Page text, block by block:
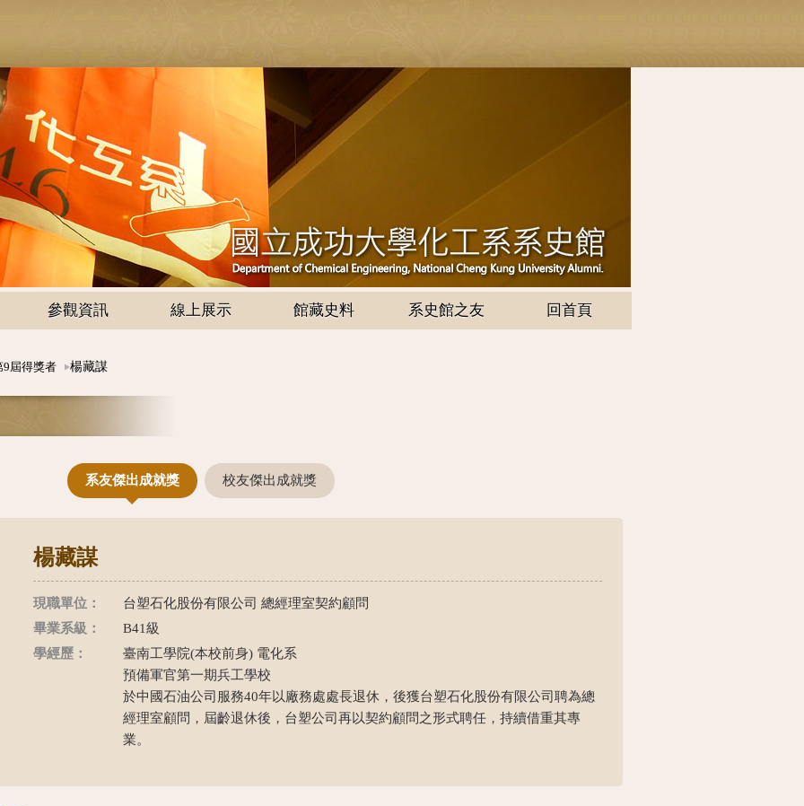
參觀資訊 線上展示 館藏史料 系史館之友 回首頁
9屆得獎者 楊藏謀
系友傑出成就獎 校友傑出成就獎
楊藏謀
現職單位：
台塑石化股份有限公司 總經理室契約顧問
畢業系級：
B41級
學經歷：
臺南工學院(本校前身) 電化系
預備軍官第一期兵工學校
於中國石油公司服務40年以廠務處處長退休，後獲台塑石化股份有限公司聘為總
經理室顧問，屆齡退休後，台塑公司再以契約顧問之形式聘任，持續借重其專
業。